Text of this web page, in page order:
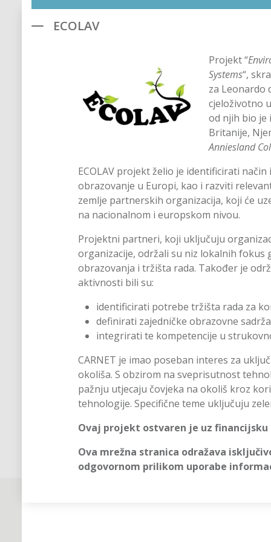
ECOLAV
Projekt “
Systems“,
za Leonardo
cjeloživotno
od njih bio je
Britanije,
Anniesland
ECOLAV projekt želio je identificirati
obrazovanje u Europi, kao i razviti
zemlje partnerskih organizacija, koji će
na nacionalnom i europskom nivou.
Projektni partneri, koji uključuju
organizacije, održali su niz lokalnih
obrazovanja i tržišta rada. Također je
aktivnosti bili su:
identificirati potrebe tržišta rada za
definirati zajedničke obrazovne
integrirati te kompetencije u
CARNET je imao poseban interes za
okoliša. S obzirom na sveprisutnost
pažnju utjecaju čovjeka na okoliš kroz
tehnologije. Specifične teme uključuju
Ovaj projekt ostvaren je uz
Ova mrežna stranica odražava
odgovornom prilikom uporabe